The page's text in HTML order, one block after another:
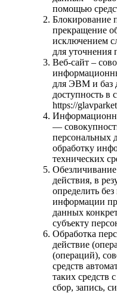
помощью
Блокирование
прекращение
исключением
для уточнения
Веб-сайт –
для ЭВМ и баз
доступность в
https://
—
персональных
обработку
технических
действия, в
определить
информации
данных
субъекту
Обработка
действие
(операций),
средств
таких средств
сбор, запись,